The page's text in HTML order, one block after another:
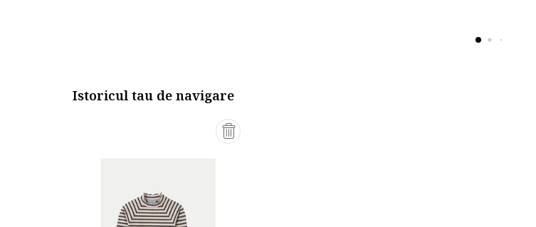
Istoricul tau de navigare